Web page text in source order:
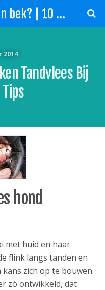
Hond stinkt uit zijn bek? | 10 Tips slechte adem hond!
2014
Tandvlees Bij
hond
met huid en haar
flink langs tanden en
zich op te bouwen.
zó ontwikkeld, dat